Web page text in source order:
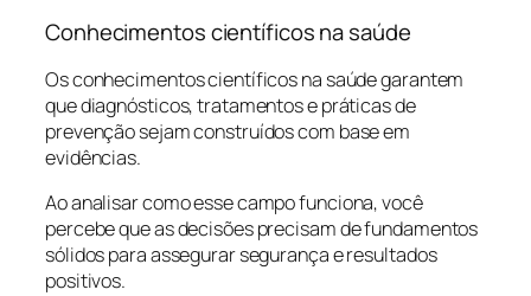
Conhecimentos científicos na saúde
Os conhecimentos científicos na saúde garantem
que diagnósticos, tratamentos e práticas de
prevenção sejam construídos com base em
evidências.
Ao analisar como esse campo funciona, você
percebe que as decisões precisam de fundamentos
sólidos para assegurar segurança e resultados
positivos.